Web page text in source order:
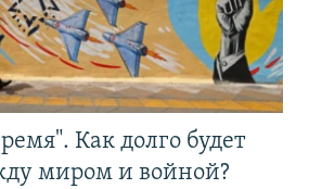
Как долго будет
миром и войной?